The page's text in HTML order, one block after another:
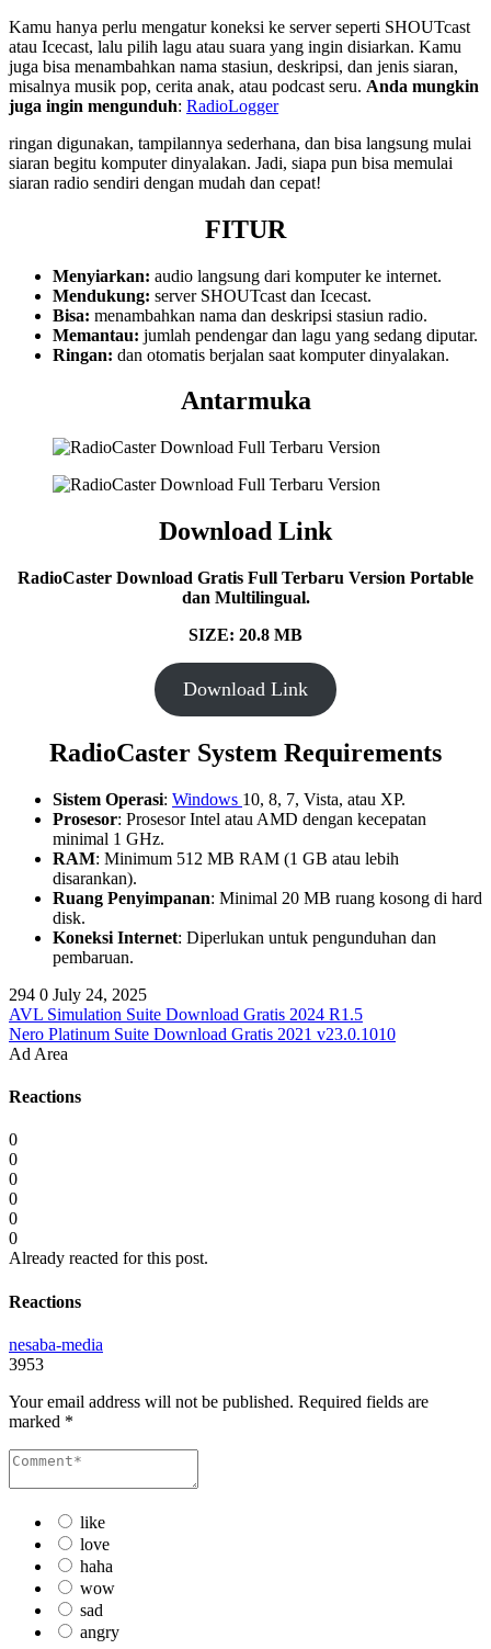
Kamu hanya perlu mengatur koneksi ke server seperti SHOUTcast
atau Icecast, lalu pilih lagu atau suara yang ingin disiarkan. Kamu
juga bisa menambahkan nama stasiun, deskripsi, dan jenis siaran,
misalnya musik pop, cerita anak, atau podcast seru. Anda mungkin
juga ingin mengunduh: RadioLogger
ringan digunakan, tampilannya sederhana, dan bisa langsung mulai
siaran begitu komputer dinyalakan. Jadi, siapa pun bisa memulai
siaran radio sendiri dengan mudah dan cepat!
FITUR
Menyiarkan: audio langsung dari komputer ke internet.
Mendukung: server SHOUTcast dan Icecast.
Bisa: menambahkan nama dan deskripsi stasiun radio.
Memantau: jumlah pendengar dan lagu yang sedang diputar.
Ringan: dan otomatis berjalan saat komputer dinyalakan.
Antarmuka
Download Link
RadioCaster Download Gratis Full Terbaru Version Portable
dan Multilingual.
SIZE: 20.8 MB
Download Link
RadioCaster System Requirements
Sistem Operasi: Windows 10, 8, 7, Vista, atau XP.
Prosesor: Prosesor Intel atau AMD dengan kecepatan
minimal 1 GHz.
RAM: Minimum 512 MB RAM (1 GB atau lebih
disarankan).
Ruang Penyimpanan: Minimal 20 MB ruang kosong di hard
disk.
Koneksi Internet: Diperlukan untuk pengunduhan dan
pembaruan.
294 0 July 24, 2025
AVL Simulation Suite Download Gratis 2024 R1.5
Nero Platinum Suite Download Gratis 2021 v23.0.1010
Ad Area
Reactions
0
0
0
0
0
0
Already reacted for this post.
Reactions
nesaba-media
3953
Your email address will not be published. Required fields are
marked *
like
love
haha
wow
sad
angry